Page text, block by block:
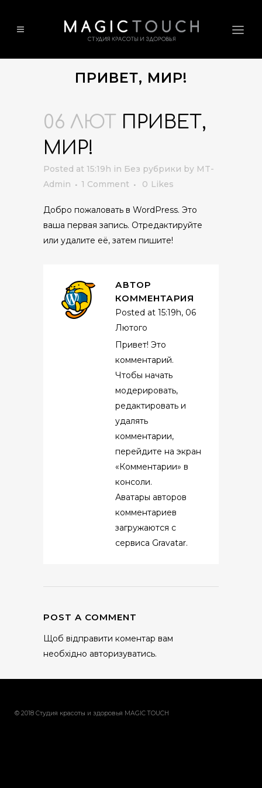
ПРИВЕТ, МИР!
06 ЛЮТ ПРИВЕТ,
МИР!
Posted at 15:19h in Без рубрики by MT-
Admin
1 Comment 0 Likes
Добро пожаловать в WordPress. Это
ваша первая запись. Отредактируйте
или удалите её, затем пишите!
АВТОР
КОММЕНТАРИЯ
Posted at 15:19h, 06
Лютого
Привет! Это
комментарий.
Чтобы начать
модерировать,
редактировать и
удалять
комментарии,
перейдите на экран
«Комментарии» в
консоли.
Аватары авторов
комментариев
загружаются с
сервиса Gravatar.
POST A COMMENT
Щоб відправити коментар вам
необхідно авторизуватись.
© 2018 Студия красоты и здоровья MAGIC TOUCH